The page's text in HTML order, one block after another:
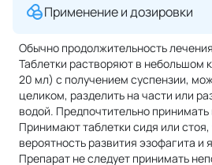
Применение и дозировки
Обычно продолжительность
Таблетки растворяют в небольшом
20 мл) с получением суспензии,
целиком, разделить на части или
водой. Предпочтительно
Принимают таблетки сидя или
вероятность развития эзофагита и
Препарат не следует принимать